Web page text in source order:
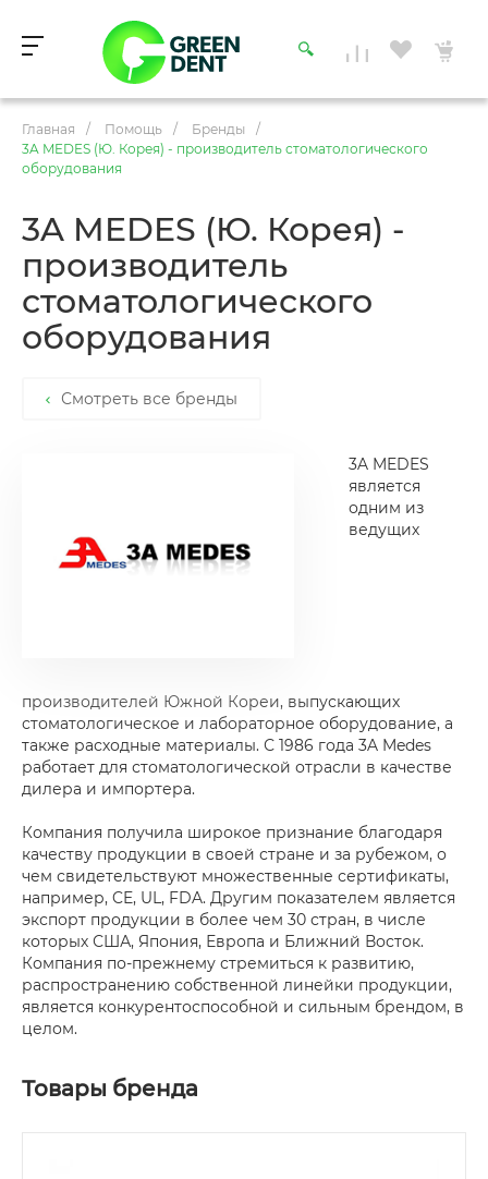
Главная / Помощь / Бренды
/
3A MEDES (Ю. Корея) - производитель стоматологического
оборудования
3A MEDES (Ю. Корея) -
производитель
стоматологического
оборудования
Смотреть все бренды
3A MEDES
является
одним из
ведущих
производителей Южной Кореи, выпускающих
стоматологическое и лабораторное оборудование, а
также расходные материалы. С 1986 года 3A Medes
работает для стоматологической отрасли в качестве
дилера и импортера.
Компания получила широкое признание благодаря
качеству продукции в своей стране и за рубежом, о
чем свидетельствуют множественные сертификаты,
например, CE, UL, FDA. Другим показателем является
экспорт продукции в более чем 30 стран, в числе
которых США, Япония, Европа и Ближний Восток.
Компания по-прежнему стремиться к развитию,
распространению собственной линейки продукции,
является конкурентоспособной и сильным брендом, в
целом.
Товары бренда